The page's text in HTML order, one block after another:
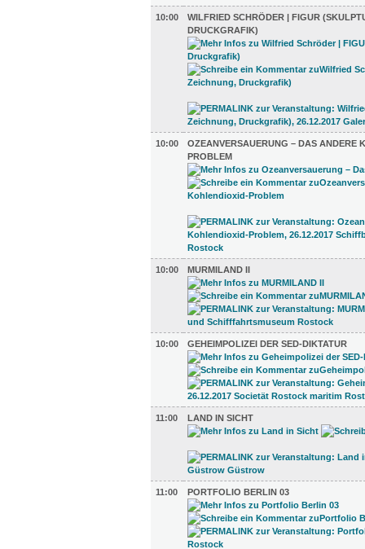
10:00
WILFRIED SCHRÖDER | FIGUR
DRUCKGRAFIK)
10:00
OZEANVERSAUERUNG – DAS ANDERE
PROBLEM
10:00 MURMILAND II
10:00 GEHEIMPOLIZEI DER SED-DIKTATUR
11:00 LAND IN SICHT
11:00 PORTFOLIO BERLIN 03